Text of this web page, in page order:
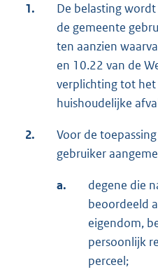
1.
De belasting
de gemeente
ten aanzien
en 10.22 van de
verplichting tot het
huishoudelijke
2.
Voor de
gebruiker
a.
degene die
beoordeeld
eigendom,
persoonlijk
perceel;